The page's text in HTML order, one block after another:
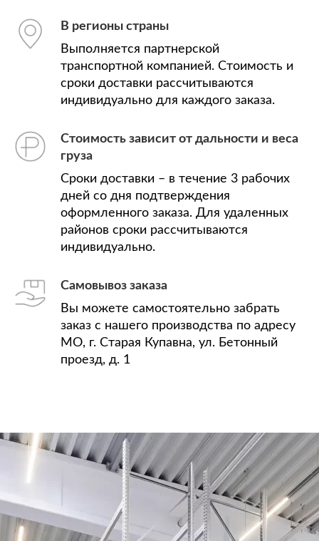
В регионы страны
Выполняется партнерской
транспортной компанией. Стоимость и
сроки доставки рассчитываются
индивидуально для каждого заказа.
Стоимость зависит от дальности и веса
груза
Сроки доставки – в течение 3 рабочих
дней со дня подтверждения
оформленного заказа. Для удаленных
районов сроки рассчитываются
индивидуально.
Самовывоз заказа
Вы можете самостоятельно забрать
заказ с нашего производства по адресу
МО, г. Старая Купавна, ул. Бетонный
проезд, д. 1